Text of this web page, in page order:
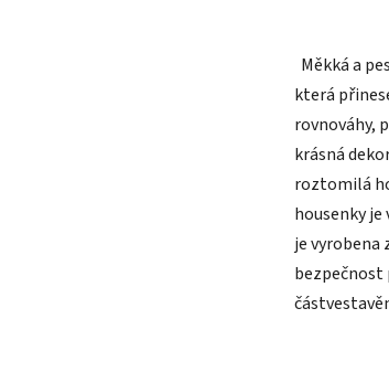
Měkká a
která
rovnováhy,
krásná
roztomilá
housenky
je vyrobena